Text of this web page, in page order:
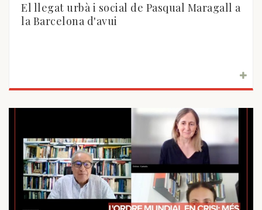
El llegat urbà i social de Pasqual Maragall a
la Barcelona d'avui